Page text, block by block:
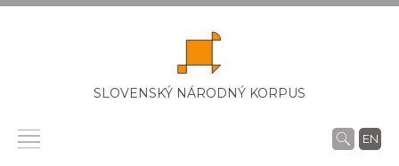
SLOVENSKÝ NÁRODNÝ KORPUS
EN